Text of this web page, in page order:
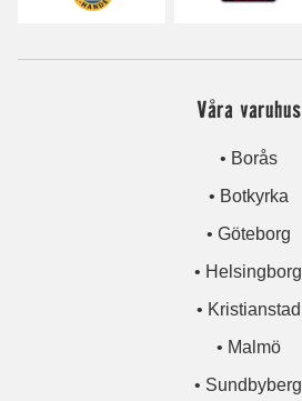
Våra varuhus
• Borås
• Botkyrka
• Göteborg
• Helsingborg
• Kristianstad
• Malmö
• Sundbyberg